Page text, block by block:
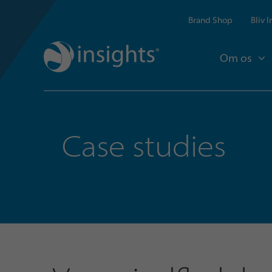
Brand Shop Bliv
Om os
Case studies